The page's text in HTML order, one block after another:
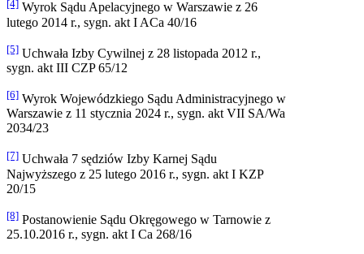
[4] Wyrok Sądu Apelacyjnego w Warszawie z 26
lutego 2014 r., sygn. akt I ACa 40/16
[5] Uchwała Izby Cywilnej z 28 listopada 2012 r.,
sygn. akt III CZP 65/12
[6] Wyrok Wojewódzkiego Sądu Administracyjnego w
Warszawie z 11 stycznia 2024 r., sygn. akt VII SA/Wa
2034/23
[7] Uchwała 7 sędziów Izby Karnej Sądu
Najwyższego z 25 lutego 2016 r., sygn. akt I KZP
20/15
[8] Postanowienie Sądu Okręgowego w Tarnowie z
25.10.2016 r., sygn. akt I Ca 268/16